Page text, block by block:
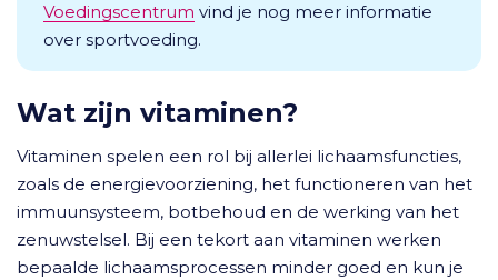
Voedingscentrum vind je nog meer informatie
over sportvoeding.
Wat zijn vitaminen?
Vitaminen spelen een rol bij allerlei lichaamsfuncties,
zoals de energievoorziening, het functioneren van het
immuunsysteem, botbehoud en de werking van het
zenuwstelsel. Bij een tekort aan vitaminen werken
bepaalde lichaamsprocessen minder goed en kun je